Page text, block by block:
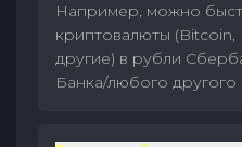
Например, можно
криптовалюты (Bitcoin,
другие) в рубли
Банка/любого другого